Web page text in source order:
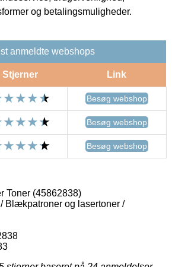
og betalingsmuligheder.
anmeldte webshops
Stjerner Link
Besøg webshop
Besøg webshop
Besøg webshop
Toner (45862838)
Blækpatroner og lasertoner /